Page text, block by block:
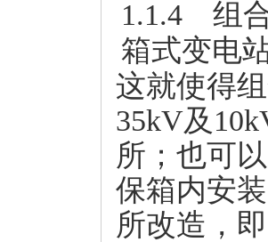
1.1.4 组
箱式变电
这就使得
35kV及
所；也可
保箱内安
所改造，